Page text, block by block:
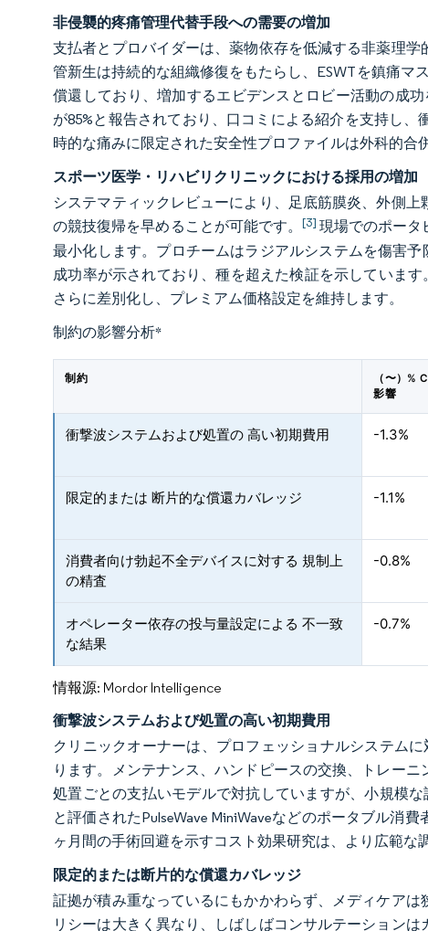
非侵襲的疼痛管理代替手段への需要の増加
支払者とプロバイダーは、薬物依存を低減する非薬理
管新生は持続的な組織修復をもたらし、ESWTを鎮痛マ
償還しており、増加するエビデンスとロビー活動の成
が85%と報告されており、口コミによる紹介を支持し
時的な痛みに限定された安全性プロファイルは外科的合
スポーツ医学・リハビリクリニックにおける採用の増加
システマティックレビューにより、足底筋膜炎、外側
の競技復帰を早めることが可能です。 [3] 現場でのポータ
最小化します。プロチームはラジアルシステムを傷害
成功率が示されており、種を超えた検証を示していま
さらに差別化し、プレミアム価格設定を維持します。
制約の影響分析*
制約
（〜）%
影響
衝撃波システムおよび処置の 高い初期費用 -1.3%
限定的または 断片的な償還カバレッジ -1.1%
消費者向け勃起不全デバイスに対する 規制上
の精査
-0.8%
オペレーター依存の投与量設定による 不一致
な結果
-0.7%
情報源: Mordor Intelligence
衝撃波システムおよび処置の高い初期費用
クリニックオーナーは、プロフェッショナルシステム
ります。メンテナンス、ハンドピースの交換、トレー
処置ごとの支払いモデルで対抗していますが、小規模
と評価されたPulseWave MiniWaveなどのポータブル消
ヶ月間の手術回避を示すコスト効果研究は、より広範な
限定的または断片的な償還カバレッジ
証拠が積み重なっているにもかかわらず、メディケア
リシーは大きく異なり、しばしばコンサルテーション